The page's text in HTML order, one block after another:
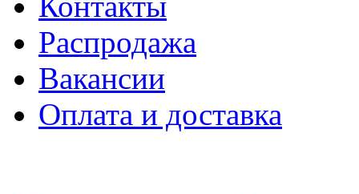
Распродажа
Вакансии
Оплата и доставка